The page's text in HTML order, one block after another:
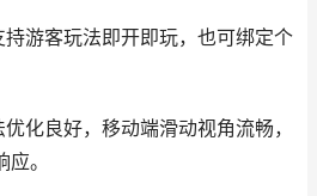
游客玩法即开即玩，也可绑定个
化良好，移动端滑动视角流畅，
。